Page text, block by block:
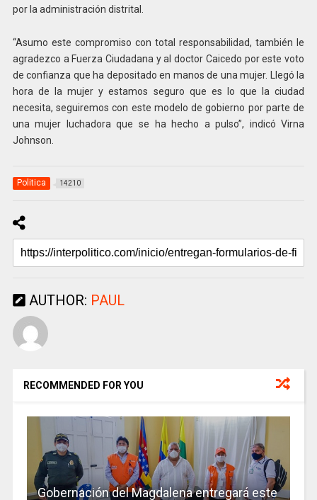
por la administración distrital.
“Asumo este compromiso con total responsabilidad, también le
agradezco a Fuerza Ciudadana y al doctor Caicedo por este voto
de confianza que ha depositado en manos de una mujer. Llegó la
hora de la mujer y estamos seguro que es lo que la ciudad
necesita, seguiremos con este modelo de gobierno por parte de
una mujer luchadora que se ha hecho a pulso”, indicó Virna
Johnson.
Politica 14210
AUTHOR: PAUL
RECOMMENDED FOR YOU
Gobernación del Magdalena entregará este